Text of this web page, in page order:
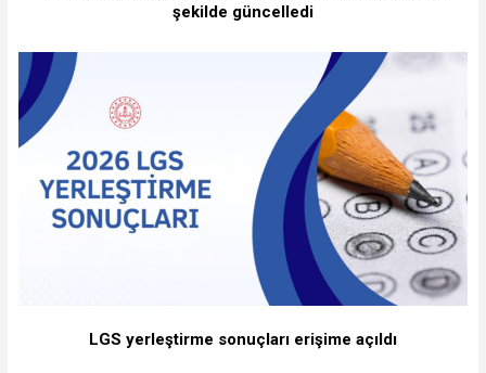
şekilde güncelledi
LGS yerleştirme sonuçları erişime açıldı